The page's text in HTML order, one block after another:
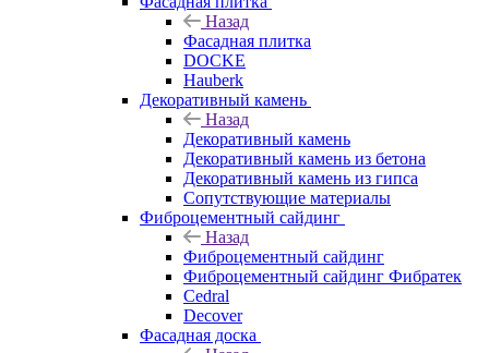
Назад
Фасадная плитка
DOCKE
Hauberk
Декоративный камень
Назад
Декоративный камень
Декоративный камень из бетона
Декоративный камень из гипса
Сопутствующие материалы
Фиброцементный сайдинг
Назад
Фиброцементный сайдинг
Фиброцементный сайдинг Фибратек
Cedral
Decover
Фасадная доска